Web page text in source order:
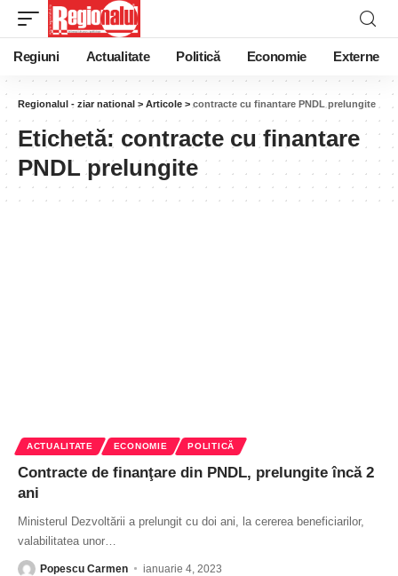
Regiuni Actualitate Politică Economie Externe
Regionalul - ziar national > Articole > contracte cu finantare PNDL prelungite
Etichetă: contracte cu finantare
PNDL prelungite
ACTUALITATE ECONOMIE POLITICĂ
Contracte de finanţare din PNDL, prelungite încă 2
ani
Ministerul Dezvoltării a prelungit cu doi ani, la cererea beneficiarilor,
valabilitatea unor
Popescu Carmen ianuarie 4, 2023